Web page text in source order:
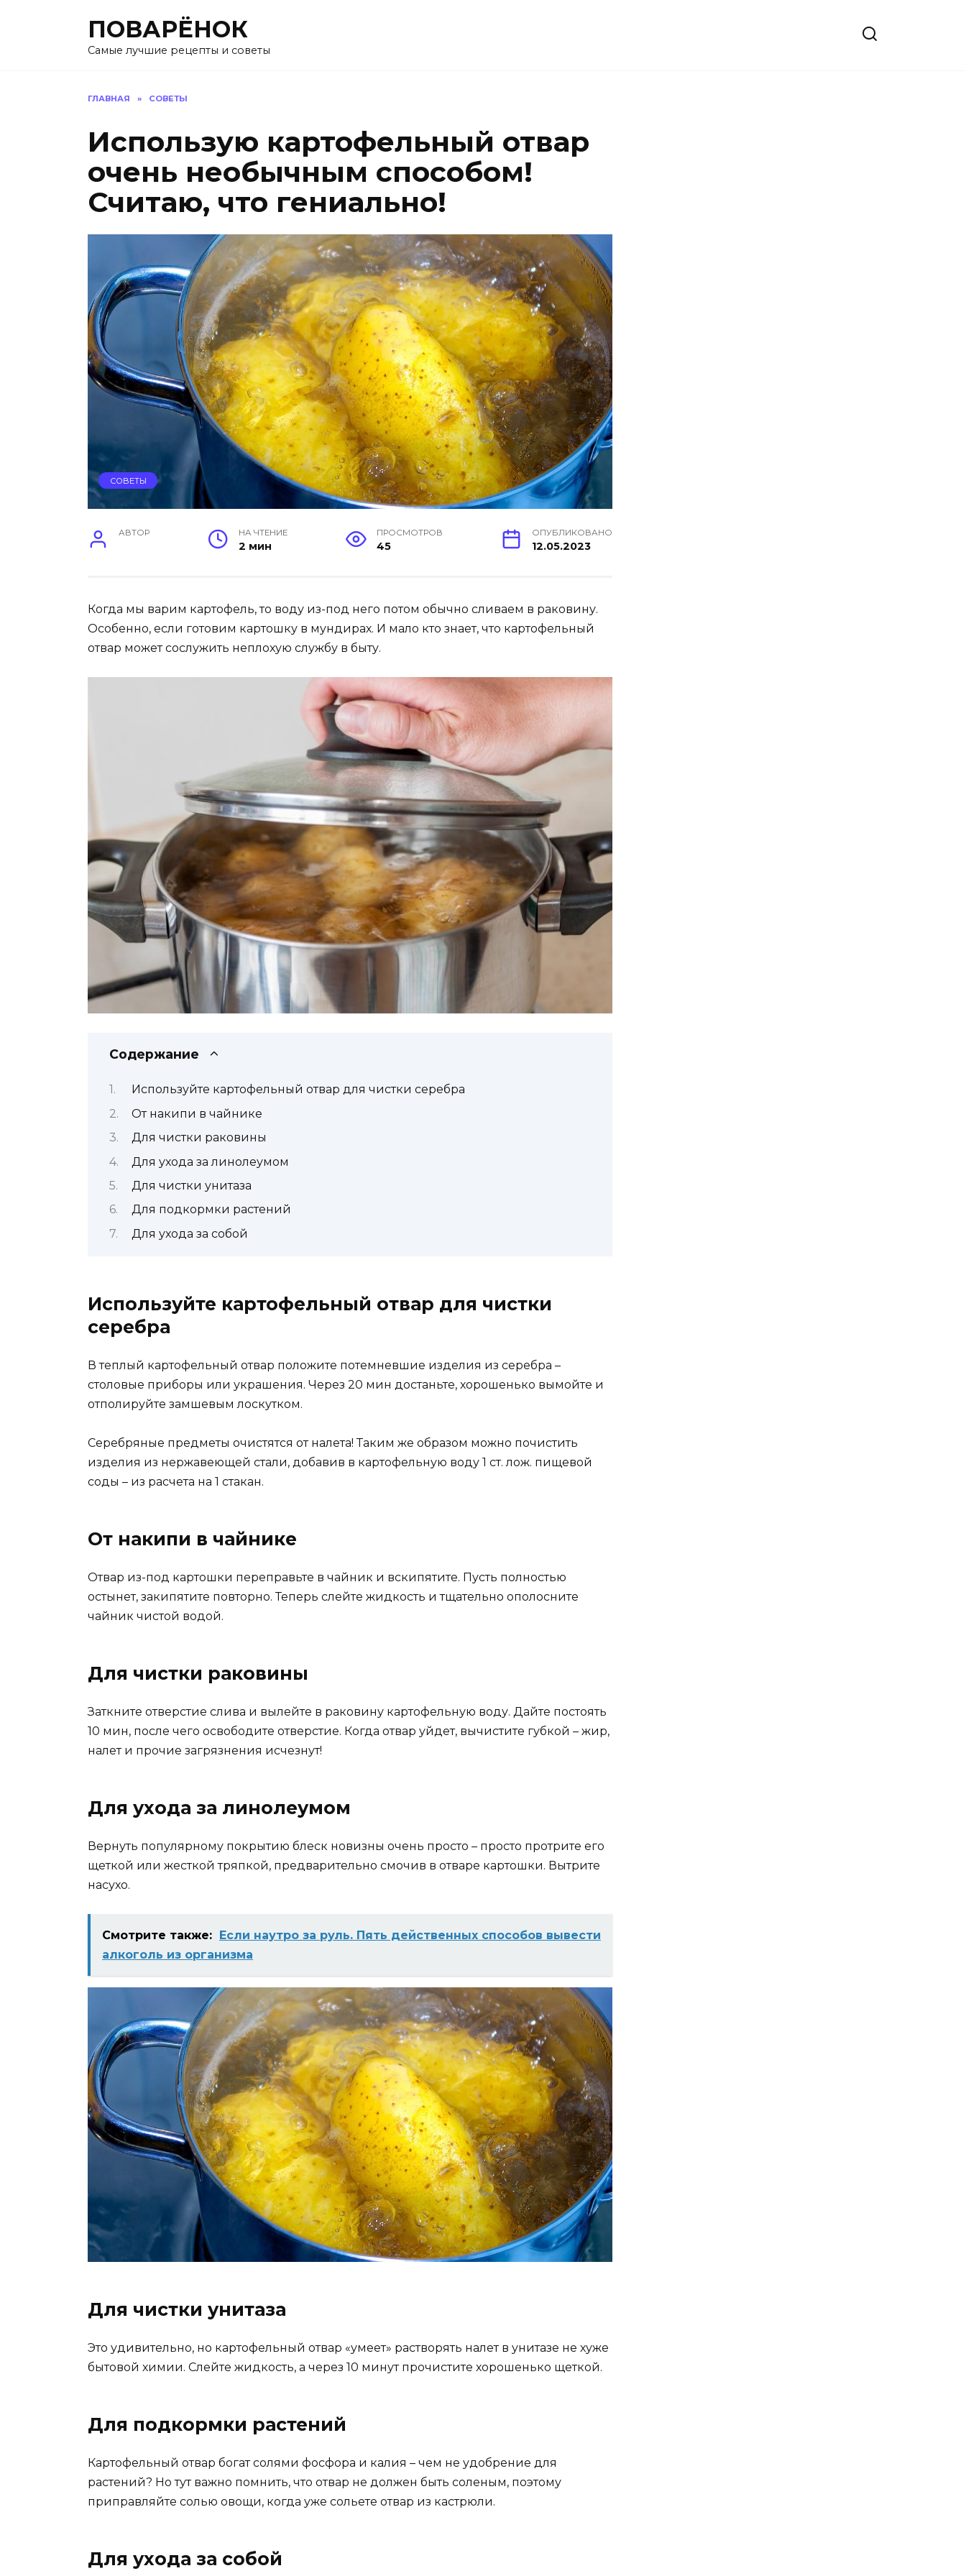
ПОВАРЁНОК
Самые лучшие рецепты и советы
ГЛАВНАЯ » СОВЕТЫ
Использую картофельный отвар
очень необычным способом!
Считаю, что гениально!
СОВЕТЫ
АВТОР НА ЧТЕНИЕ
2 мин
ПРОСМОТРОВ
45
ОПУБЛИКОВАНО
12.05.2023
Когда мы варим картофель, то воду из-под него потом обычно сливаем в раковину.
Особенно, если готовим картошку в мундирах. И мало кто знает, что картофельный
отвар может сослужить неплохую службу в быту.
Содержание
Используйте картофельный отвар для чистки серебра
От накипи в чайнике
Для чистки раковины
Для ухода за линолеумом
Для чистки унитаза
Для подкормки растений
Для ухода за собой
Используйте картофельный отвар для чистки
серебра
В теплый картофельный отвар положите потемневшие изделия из серебра –
столовые приборы или украшения. Через 20 мин достаньте, хорошенько вымойте и
отполируйте замшевым лоскутком.
Серебряные предметы очистятся от налета! Таким же образом можно почистить
изделия из нержавеющей стали, добавив в картофельную воду 1 ст. лож. пищевой
соды – из расчета на 1 стакан.
От накипи в чайнике
Отвар из-под картошки переправьте в чайник и вскипятите. Пусть полностью
остынет, закипятите повторно. Теперь слейте жидкость и тщательно ополосните
чайник чистой водой.
Для чистки раковины
Заткните отверстие слива и вылейте в раковину картофельную воду. Дайте постоять
10 мин, после чего освободите отверстие. Когда отвар уйдет, вычистите губкой – жир,
налет и прочие загрязнения исчезнут!
Для ухода за линолеумом
Вернуть популярному покрытию блеск новизны очень просто – просто протрите его
щеткой или жесткой тряпкой, предварительно смочив в отваре картошки. Вытрите
насухо.
Смотрите также:
Если наутро за руль. Пять действенных способов вывести
алкоголь из организма
Для чистки унитаза
Это удивительно, но картофельный отвар «умеет» растворять налет в унитазе не хуже
бытовой химии. Слейте жидкость, а через 10 минут прочистите хорошенько щеткой.
Для подкормки растений
Картофельный отвар богат солями фосфора и калия – чем не удобрение для
растений? Но тут важно помнить, что отвар не должен быть соленым, поэтому
приправляйте солью овощи, когда уже сольете отвар из кастрюли.
Для ухода за собой